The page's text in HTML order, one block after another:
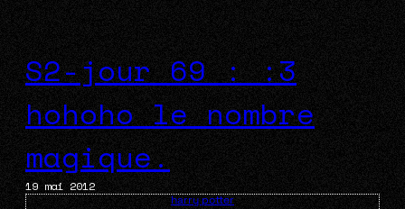
S2-jour 69 : :3
hohoho le nombre
magique.
19 mai 2012
harry potter